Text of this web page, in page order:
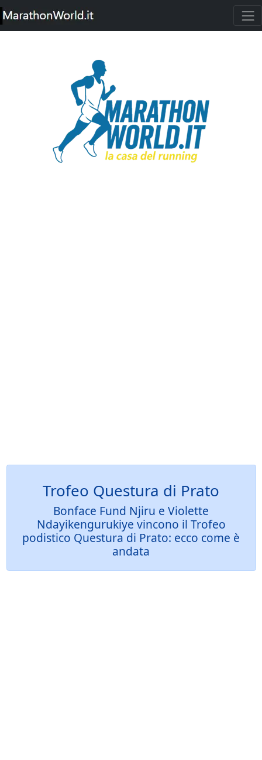
Trofeo Questura di Prato
Bonface Fund Njiru e Violette
Ndayikengurukiye vincono il Trofeo
podistico Questura di Prato: ecco come è
andata